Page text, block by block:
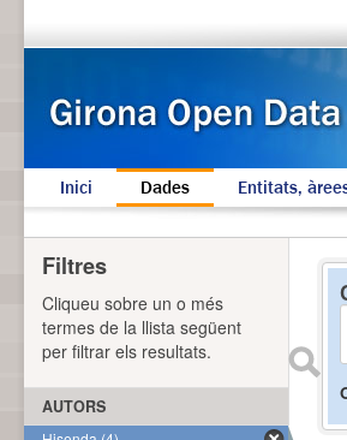
Inici Dades Entitats,
Filtres
Cliqueu sobre un o més
termes de la llista següent
per filtrar els resultats.
AUTORS